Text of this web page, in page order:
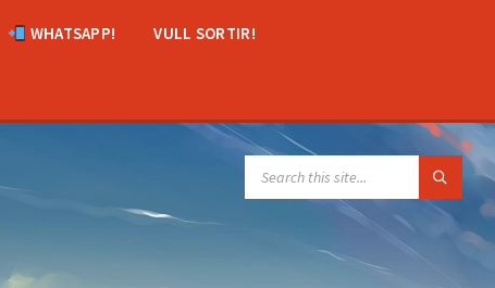
WHATSAPP! VULL SORTIR!